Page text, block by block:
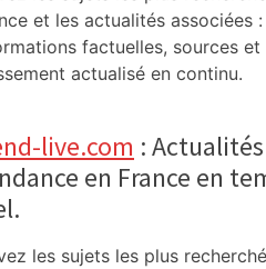
et les actualités associées :
factuelles, sources et
actualisé en continu.
live.com :
en France en
les sujets les plus